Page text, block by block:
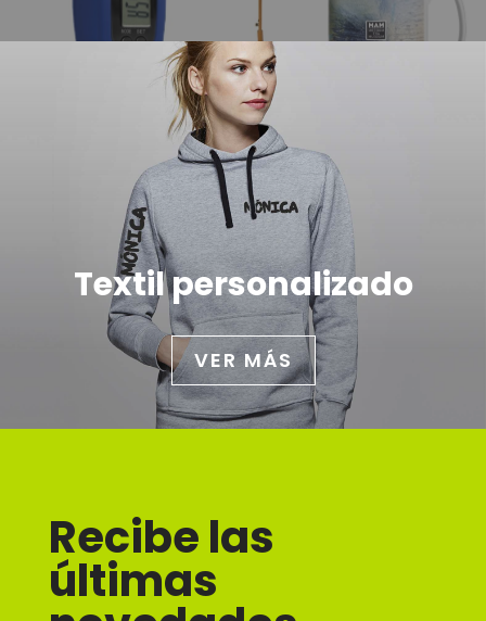
Textil personalizado
VER MÁS
Recibe las
últimas